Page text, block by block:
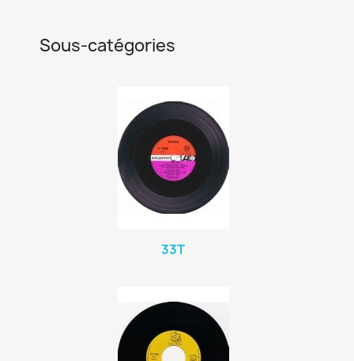
Sous-catégories
33T